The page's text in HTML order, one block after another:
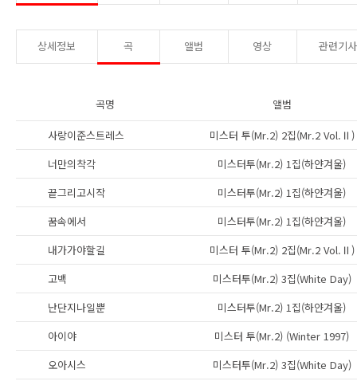
상세정보 곡 앨범 영상 관련기사
곡명 앨범
사랑이준스트레스
미스터 투(Mr.2) 2집(Mr.2 Vol.Ⅱ)
너만의착각
미스터투(Mr.2) 1집(하얀겨울)
끝그리고시작
미스터투(Mr.2) 1집(하얀겨울)
꿈속에서
미스터투(Mr.2) 1집(하얀겨울)
내가가야할길
미스터 투(Mr.2) 2집(Mr.2 Vol.Ⅱ)
고백
미스터투(Mr.2) 3집(White Day)
난단지나일뿐
미스터투(Mr.2) 1집(하얀겨울)
아이야
미스터 투(Mr.2) (Winter 1997)
오아시스
미스터투(Mr.2) 3집(White Day)